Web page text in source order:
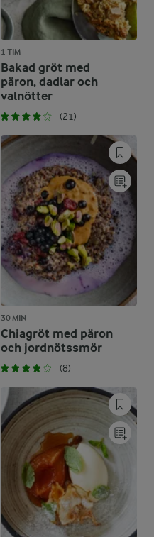
1 TIM
Bakad gröt med
päron, dadlar och
valnötter
(21)
30 MIN
Chiagröt med päron
och jordnötssmör
(8)